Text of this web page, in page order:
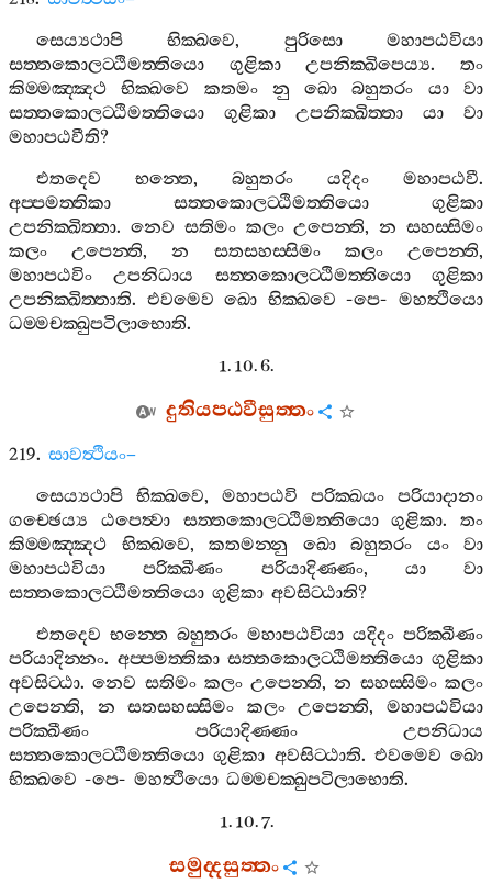
සෙය්‍යථාපි
භික‍්ඛවෙ, පුරිසො
මහාපඨවියා
සත‍්තකොලට‍්ඨිමත‍්තියො
ගුළිකා උපනික‍්ඛිපෙය්‍ය.තං
කිම‍්මඤ‍්ඤථ
භික‍්ඛවෙ කතමං නු ඛො බහුතරං යා
වා
සත‍්තකොලට‍්ඨිමත‍්තියො
ගුළිකා උපනික‍්ඛිත‍්තා යා
වා
මහාපඨවීති?
එතදෙව
භන‍්තෙ, බහුතරං යදිදං මහාපඨවී.
අප‍්පමත‍්තිකා
සත‍්තකොලට‍්ඨිමත‍්තියො
ගුළිකා
උපනික‍්ඛිත‍්තා. නෙව සතිමං කලං උපෙන‍්ති,න සහස‍්සිමං
කලං
උපෙන‍්ති,න සතසහස‍්සිමං කලං උපෙන‍්ති,
මහාපඨවිං
උපනිධාය සත‍්තකොලට‍්ඨිමත‍්තියො
ගුළිකා
උපනික‍්ඛිත‍්තාති. එවමෙව ඛො භික‍්ඛවෙ -පෙ-මහත්‍ථියො
ධම‍්මචක‍්ඛුපටිලාභොති.
1. 10. 6.
දුතියපඨවීසුත‍්තං
219. සාවත්‍ථියං–
සෙය්‍යථාපි
භික‍්ඛවෙ, මහාපඨවි පරික‍්ඛයං
පරියාදානං
ගච‍්ඡෙය්‍ය
ඨපෙත්‍වා සත‍්තකොලට‍්ඨිමත‍්තියො ගුළිකා. තං
කිම‍්මඤ‍්ඤථ
භික‍්ඛවෙ, කතමන‍්නු ඛො බහුතරං යං
වා
මහාපඨවියා
පරික‍්ඛීණං පරියාදිණ‍්ණං, යා
වා
සත‍්තකොලට‍්ඨිමත‍්තියො ගුළිකා අවසිට‍්ඨාති?
එතදෙව භන‍්තෙ බහුතරං මහාපඨවියා යදිදං පරික‍්ඛීණං
පරියාදින‍්නං. අප‍්පමත‍්තිකා සත‍්තකොලට‍්ඨිමත‍්තියො ගුළිකා
අවසිට‍්ඨා.නෙව සතිමං කලං උපෙන‍්ති,න සහස‍්සිමං කලං
උපෙන‍්ති, න සතසහස‍්සිමං කලං උපෙන‍්ති,මහාපඨවියා
පරික‍්ඛීණං
පරියාදිණ‍්ණං
උපනිධාය
සත‍්තකොලට‍්ඨිමත‍්තියො ගුළිකා අවසිට‍්ඨාති. එවමෙව ඛො
භික‍්ඛවෙ -පෙ- මහත්‍ථියො ධම‍්මචක‍්ඛුපටිලාභොති.
1. 10. 7.
සමුද‍්දසුත‍්තං